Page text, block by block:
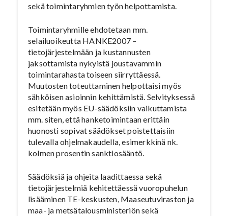
sekä toimintaryhmien työn helpottamista.
Toimintaryhmille ehdotetaan mm.
selailuoikeutta HANKE2007 –
tietojärjestelmään ja kustannusten
jaksottamista nykyistä joustavammin
toimintarahasta toiseen siirryttäessä.
Muutosten toteuttaminen helpottaisi myös
sähköisen asioinnin kehittämistä. Selvityksessä
esitetään myös EU-säädöksiin vaikuttamista
mm. siten, että hanketoimintaan erittäin
huonosti sopivat säädökset poistettaisiin
tulevalla ohjelmakaudella, esimerkkinä nk.
kolmen prosentin sanktiosääntö.
Säädöksiä ja ohjeita laadittaessa sekä
tietojärjestelmiä kehitettäessä vuoropuhelun
lisääminen TE-keskusten, Maaseutuviraston ja
maa- ja metsätalousministeriön sekä